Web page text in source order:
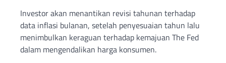
Investor akan menantikan revisi tahunan terhadap
data inflasi bulanan, setelah penyesuaian tahun lalu
menimbulkan keraguan terhadap kemajuan The Fed
dalam mengendalikan harga konsumen.